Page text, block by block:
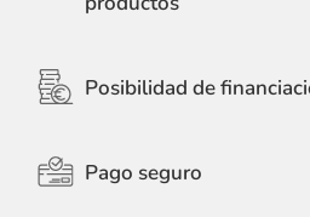
Posibilidad de
Pago seguro